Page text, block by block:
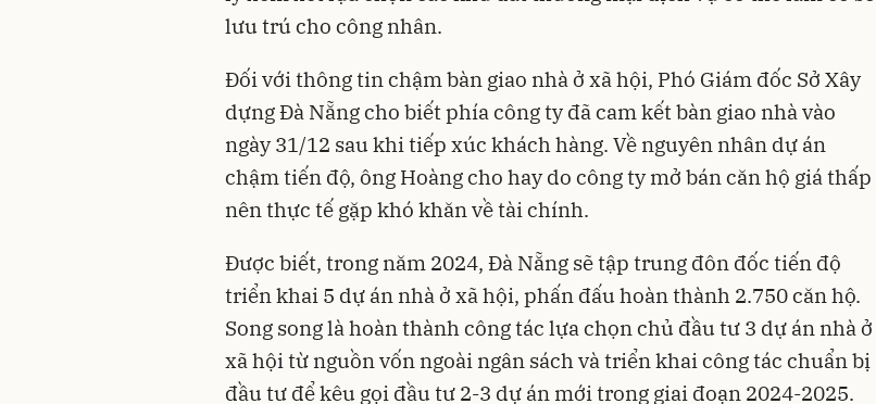
lưu trú cho công nhân.
Đối với thông tin chậm bàn giao nhà ở xã hội, Phó Giám đốc Sở Xây
dựng Đà Nẵng cho biết phía công ty đã cam kết bàn giao nhà vào
ngày 31/12 sau khi tiếp xúc khách hàng. Về nguyên nhân dự án
chậm tiến độ, ông Hoàng cho hay do công ty mở bán căn hộ giá thấp
nên thực tế gặp khó khăn về tài chính.
Được biết, trong năm 2024, Đà Nẵng sẽ tập trung đôn đốc tiến độ
triển khai 5 dự án nhà ở xã hội, phấn đấu hoàn thành 2.750 căn hộ.
Song song là hoàn thành công tác lựa chọn chủ đầu tư 3 dự án nhà ở
xã hội từ nguồn vốn ngoài ngân sách và triển khai công tác chuẩn bị
đầu tư để kêu gọi đầu tư 2-3 dự án mới trong giai đoạn 2024-2025.